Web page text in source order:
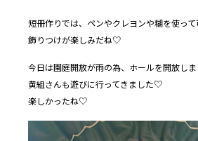
短冊作りでは、ペンやクレヨンや糊を使っ
飾りつけが楽しみだね♡
今日は園庭開放が雨の為、ホールを開放しま
黄組さんも遊びに行ってきました♡
楽しかったね♡